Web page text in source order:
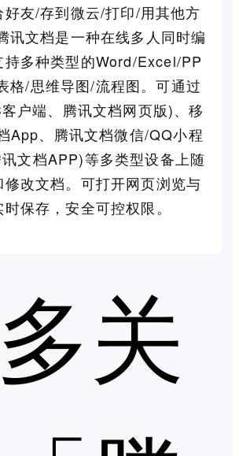
友/存到微云/打印/用其他方
讯文档是一种在线多人同时编
持多种类型的Word/Excel/PP
格/思维导图/流程图。可通过
户端、腾讯文档网页版)、移
App、腾讯文档微信/QQ小程
文档APP)等多类型设备上随
改文档。可打开网页浏览与
保存，安全可控权限。
关